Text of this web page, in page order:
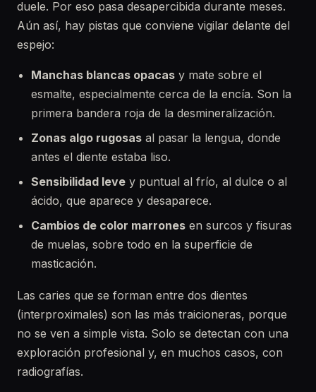
duele. Por eso pasa desapercibida durante meses.
Aún así, hay pistas que conviene vigilar delante del
espejo:
Manchas blancas opacas y mate sobre el
esmalte, especialmente cerca de la encía. Son la
primera bandera roja de la desmineralización.
Zonas algo rugosas al pasar la lengua, donde
antes el diente estaba liso.
Sensibilidad leve y puntual al frío, al dulce o al
ácido, que aparece y desaparece.
Cambios de color marrones en surcos y fisuras
de muelas, sobre todo en la superficie de
masticación.
Las caries que se forman entre dos dientes
(interproximales) son las más traicioneras, porque
no se ven a simple vista. Solo se detectan con una
exploración profesional y, en muchos casos, con
radiografías.